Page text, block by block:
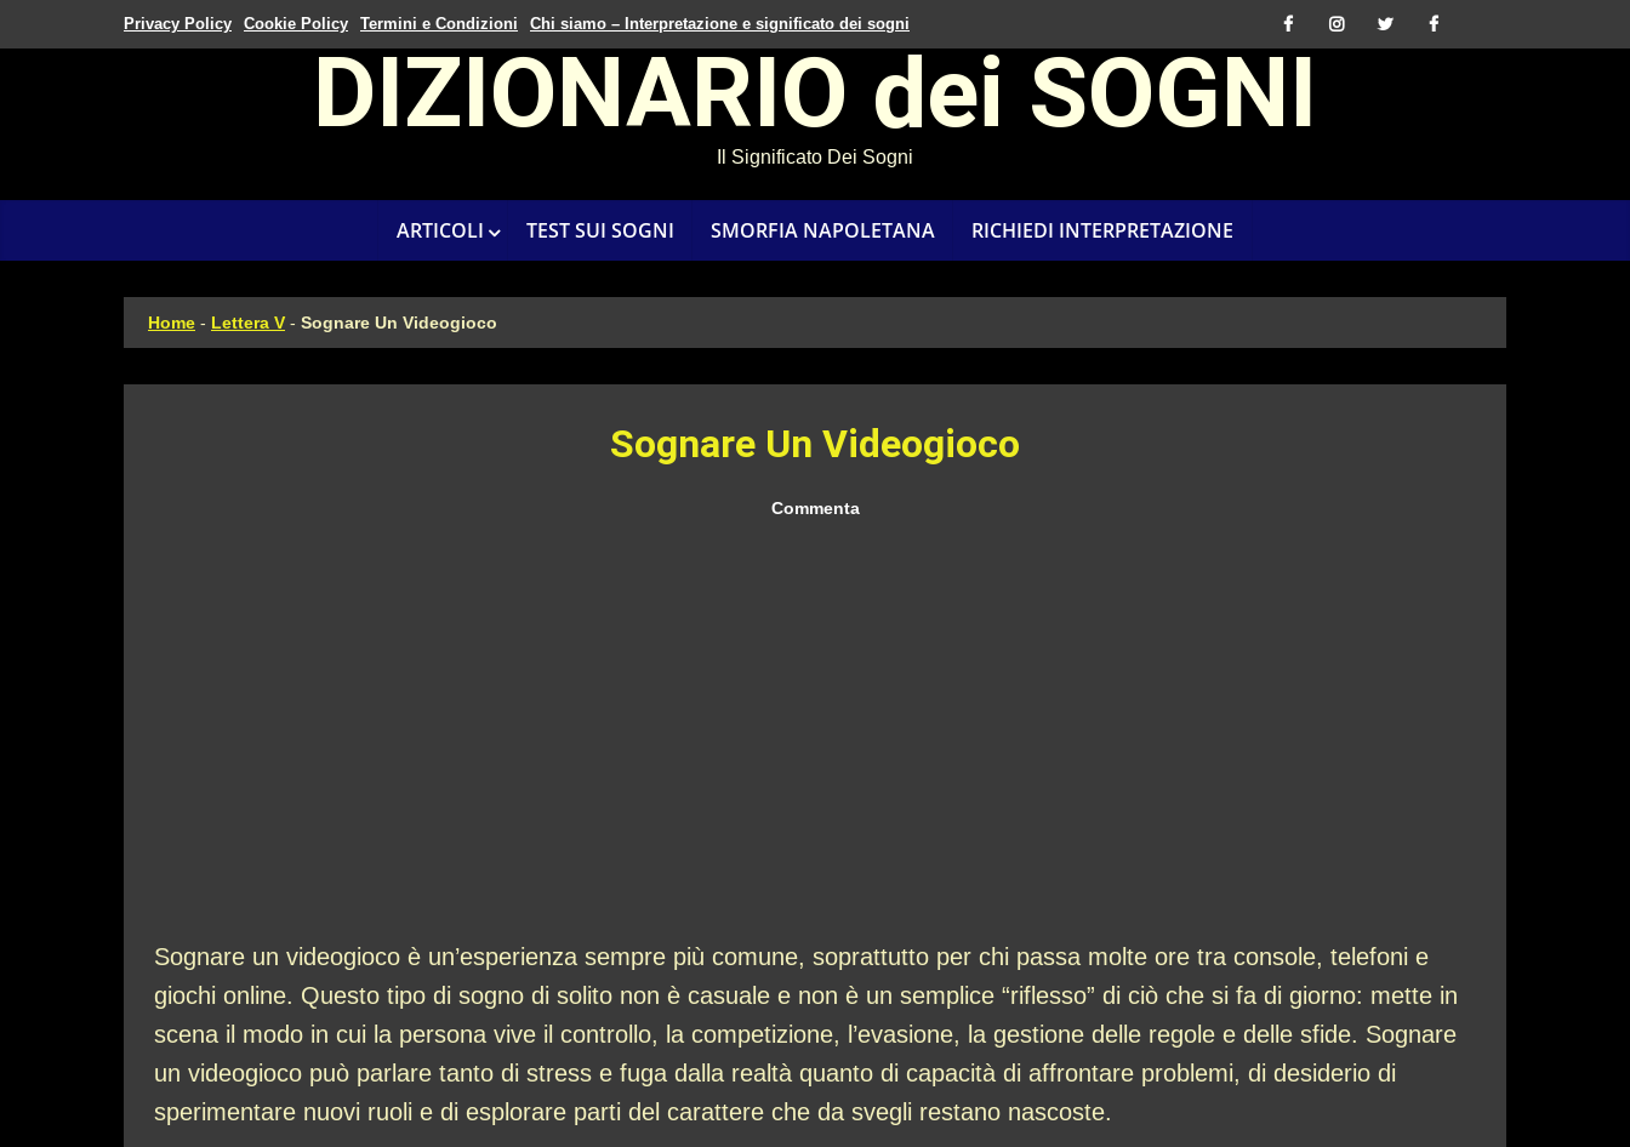
Privacy Policy Cookie Policy Termini e Condizioni Chi siamo – Interpretazione e significato dei sogni
DIZIONARIO dei SOGNI
Il Significato Dei Sogni
ARTICOLI TEST SUI SOGNI SMORFIA NAPOLETANA RICHIEDI INTERPRETAZIONE
Home - Lettera V - Sognare Un Videogioco
Sognare Un Videogioco
Commenta
Sognare un videogioco è un’esperienza sempre più comune, soprattutto per chi passa molte ore tra console, telefoni e
giochi online. Questo tipo di sogno di solito non è casuale e non è un semplice “riflesso” di ciò che si fa di giorno: mette in
scena il modo in cui la persona vive il controllo, la competizione, l’evasione, la gestione delle regole e delle sfide. Sognare
un videogioco può parlare tanto di stress e fuga dalla realtà quanto di capacità di affrontare problemi, di desiderio di
sperimentare nuovi ruoli e di esplorare parti del carattere che da svegli restano nascoste.